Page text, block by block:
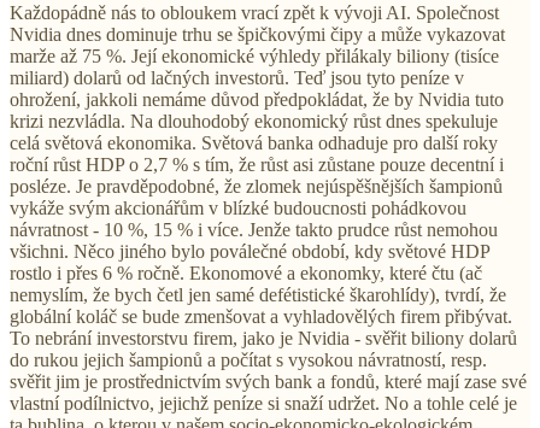
Každopádně nás to obloukem vrací zpět k vývoji AI. Společnost
Nvidia dnes dominuje trhu se špičkovými čipy a může vykazovat
marže až 75 %. Její ekonomické výhledy přilákaly biliony (tisíce
miliard) dolarů od lačných investorů. Teď jsou tyto peníze v
ohrožení, jakkoli nemáme důvod předpokládat, že by Nvidia tuto
krizi nezvládla. Na dlouhodobý ekonomický růst dnes spekuluje
celá světová ekonomika. Světová banka odhaduje pro další roky
roční růst HDP o 2,7 % s tím, že růst asi zůstane pouze decentní i
posléze. Je pravděpodobné, že zlomek nejúspěšnějších šampionů
vykáže svým akcionářům v blízké budoucnosti pohádkovou
návratnost - 10 %, 15 % i více. Jenže takto prudce růst nemohou
všichni. Něco jiného bylo poválečné období, kdy světové HDP
rostlo i přes 6 % ročně. Ekonomové a ekonomky, které čtu (ač
nemyslím, že bych četl jen samé defétistické škarohlídy), tvrdí, že
globální koláč se bude zmenšovat a vyhladovělých firem přibývat.
To nebrání investorstvu firem, jako je Nvidia - svěřit biliony dolarů
do rukou jejich šampionů a počítat s vysokou návratností, resp.
svěřit jim je prostřednictvím svých bank a fondů, které mají zase své
vlastní podílnictvo, jejichž peníze si snaží udržet. No a tohle celé je